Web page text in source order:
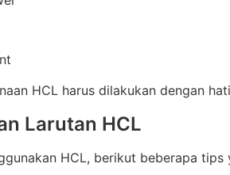
HCL harus dilakukan dengan
Larutan HCL
HCL, berikut beberapa